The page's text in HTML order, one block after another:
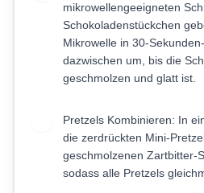
mikrowellengeeigneten
Schokoladenstückchen
Mikrowelle in 30-
dazwischen um, bis die
geschmolzen und glatt ist.
Pretzels Kombinieren: In
die zerdrückten Mini-
geschmolzenen Zartbitter-
sodass alle Pretzels